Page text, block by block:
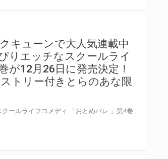
キューンで大人気連載中
りエッチなスクールライ
が12月26日に発売決定！
トリー付きとらのあな限